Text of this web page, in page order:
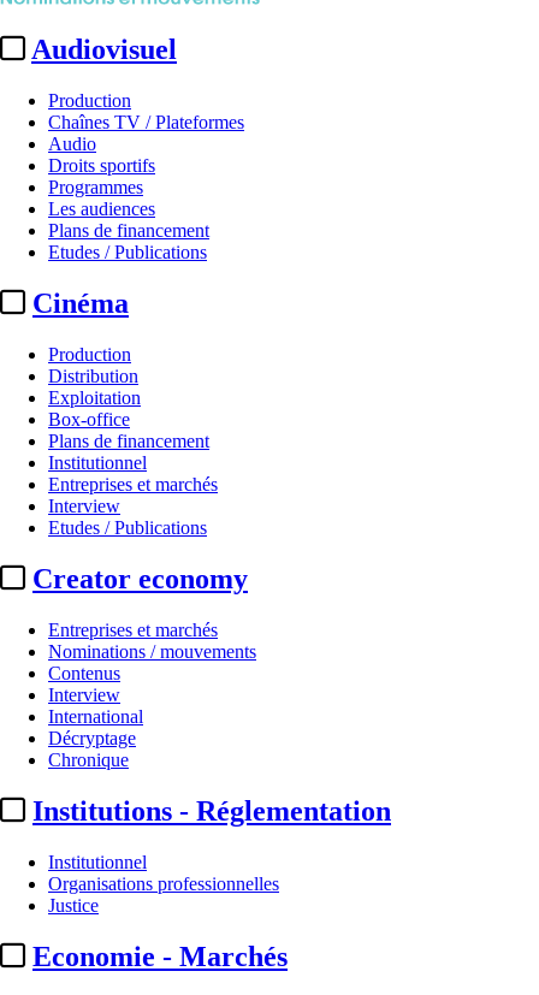
Audiovisuel
Production
Chaînes TV / Plateformes
Audio
Droits sportifs
Programmes
Les audiences
Plans de financement
Etudes / Publications
Cinéma
Production
Distribution
Exploitation
Box-office
Plans de financement
Institutionnel
Entreprises et marchés
Interview
Etudes / Publications
Creator economy
Entreprises et marchés
Nominations / mouvements
Contenus
Interview
International
Décryptage
Chronique
Institutions - Réglementation
Institutionnel
Organisations professionnelles
Justice
Economie - Marchés